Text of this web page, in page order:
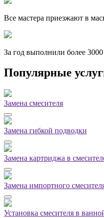
Все мастера приезжают в
За год выполнили более 3000
Популярные
Замена смесителя
Замена гибкой подводки
Замена картриджа в
Замена импортного
Установка смесителя в